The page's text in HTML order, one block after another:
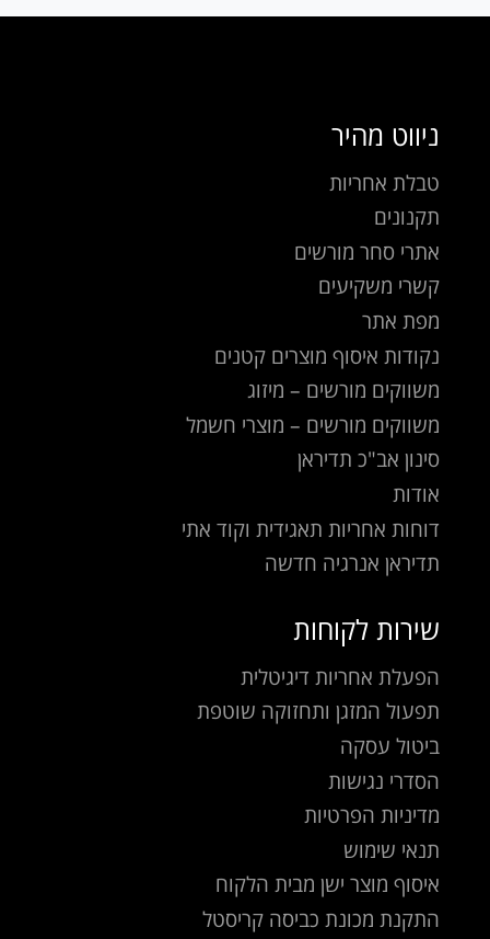
ניווט מהיר
טבלת אחריות
תקנונים
אתרי סחר מורשים
קשרי משקיעים
מפת אתר
נקודות איסוף מוצרים קטנים
משווקים מורשים – מיזוג
משווקים מורשים – מוצרי חשמל
סינון אב"כ תדיראן
אודות
דוחות אחריות תאגידית וקוד אתי
תדיראן אנרגיה חדשה
שירות לקוחות
הפעלת אחריות דיגיטלית
תפעול המזגן ותחזוקה שוטפת
ביטול עסקה
הסדרי נגישות
מדיניות הפרטיות
תנאי שימוש
איסוף מוצר ישן מבית הלקוח
התקנת מכונת כביסה קריסטל